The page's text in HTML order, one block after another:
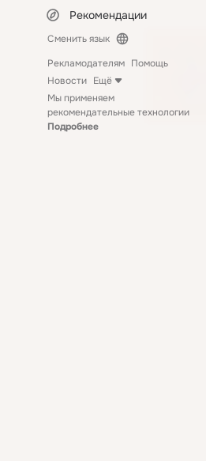
Рекомендации
Сменить язык
Рекламодателям Помощь
Новости Ещё
Мы применяем
рекомендательные технологии
Подробнее